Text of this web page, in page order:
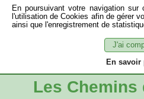
En poursuivant votre navigation
l'utilisation de Cookies afin de gérer
ainsi que l'enregistrement de
J'ai
En savoir
Les Chemins